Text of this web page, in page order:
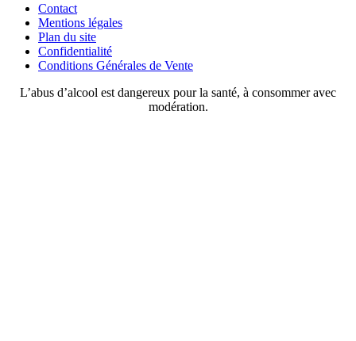
Contact
Mentions légales
Plan du site
Confidentialité
Conditions Générales de Vente
L’abus d’alcool est dangereux pour la santé, à consommer avec
modération.